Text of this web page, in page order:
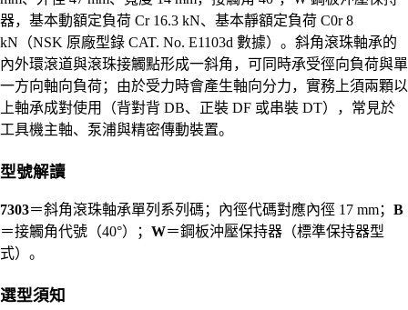
器，基本動額定負荷 Cr 16.3 kN、基本靜額定負荷 C0r 8
kN（NSK 原廠型錄 CAT. No. E1103d 數據）。斜角滾珠軸承的
內外環滾道與滾珠接觸點形成一斜角，可同時承受徑向負荷與單
一方向軸向負荷；由於受力時會產生軸向分力，實務上須兩顆以
上軸承成對使用（背對背 DB、正裝 DF 或串裝 DT），常見於
工具機主軸、泵浦與精密傳動裝置。
型號解讀
7303＝斜角滾珠軸承單列系列碼；內徑代碼對應內徑 17 mm； B
＝接觸角代號（40°）； W＝鋼板沖壓保持器（標準保持器型
式）。
選型須知